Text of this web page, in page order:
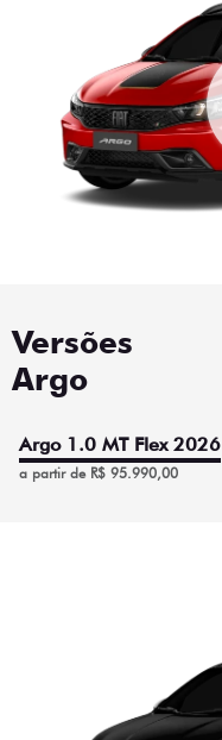
Versões
Argo
Argo 1.0 MT Flex 2026
a partir de R$ 95.990,00